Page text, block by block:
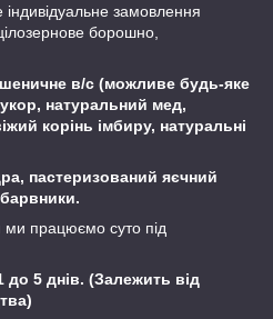
замовлення
борошно,
в/с (можливе будь-яке
натуральний мед,
корінь імбиру, натуральні
пастеризований яєчний
ми працюємо суто під
до 5 днів. (Залежить від